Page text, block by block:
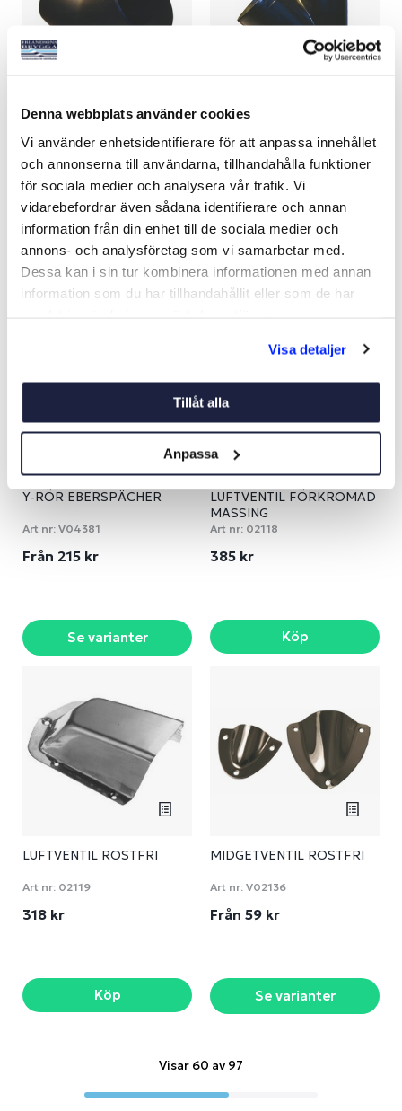
Denna webbplats använder cookies
Vi använder enhetsidentifierare för att anpassa innehållet
och annonserna till användarna, tillhandahålla funktioner
för sociala medier och analysera vår trafik. Vi
vidarebefordrar även sådana identifierare och annan
information från din enhet till de sociala medier och
annons- och analysföretag som vi samarbetar med.
Dessa kan i sin tur kombinera informationen med annan
information som du har tillhandahållit eller som de har
Visa detaljer
Tillåt alla
Anpassa
Y-RÖR
Art nr: V08483
Från 125 kr
Se varianter
Y-RÖR 3X60 MM UTAN
Art nr: 06098
219 kr
Köp
Y-RÖR EBERSPÄCHER
Art nr: V04381
Från 215 kr
Se varianter
LUFTVENTIL FÖRKROMAD
MÄSSING
Art nr: 02118
385 kr
Köp
LUFTVENTIL ROSTFRI
Art nr: 02119
318 kr
Köp
MIDGETVENTIL ROSTFRI
Art nr: V02136
Från 59 kr
Se varianter
Visar 60 av 97